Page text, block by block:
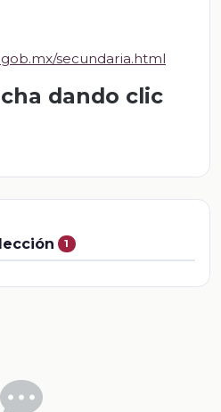
secundaria.html
dando clic
1